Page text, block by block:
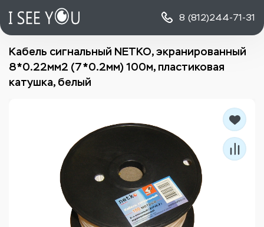
8 (812)244-71-31
Кабель сигнальный NETKO, экранированный
8*0.22мм2 (7*0.2мм) 100м, пластиковая
катушка, белый